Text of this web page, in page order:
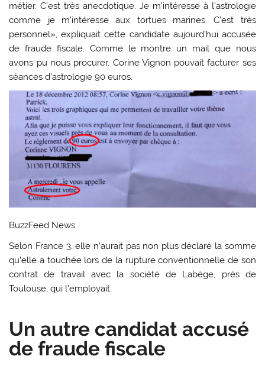
métier. C’est très anecdotique. Je m’intéresse à l’astrologie
comme je m’intéresse aux tortues marines. C’est très
personnel», expliquait cette candidate aujourd’hui accusée
de fraude fiscale. Comme le montre un mail que nous
avons pu nous procurer, Corine Vignon pouvait facturer ses
séances d’astrologie 90 euros.
BuzzFeed News
Selon France 3, elle n’aurait pas non plus déclaré la somme
qu’elle a touchée lors de la rupture conventionnelle de son
contrat de travail avec la société de Labège, près de
Toulouse, qui l’employait.
Un autre candidat accusé
de fraude fiscale